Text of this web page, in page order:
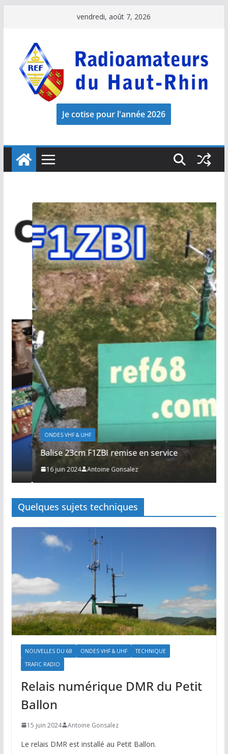
contenu
vendredi, août 7, 2026
ONDES VHF & UHF
Balise 23cm F1ZBI remise en service
16 juin 2024 Antoine Gonsalez
Quelques sujets techniques
NOUVELLES DU 68 ONDES VHF & UHF
TECHNIQUE
TRAFIC RADIO
Relais numérique DMR du Petit
Ballon
15 juin 2024 Antoine Gonsalez
Le relais DMR est installé au Petit Ballon.